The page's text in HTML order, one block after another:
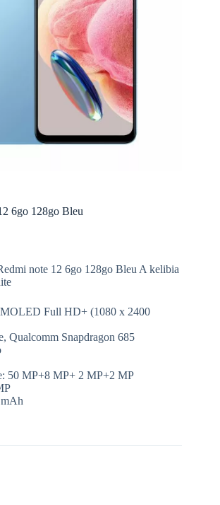
6go 128go Bleu
note 12 6go 128go Bleu A kelibia
Full HD+ (1080 x 2400
Qualcomm Snapdragon 685
50 MP+8 MP+ 2 MP+2 MP